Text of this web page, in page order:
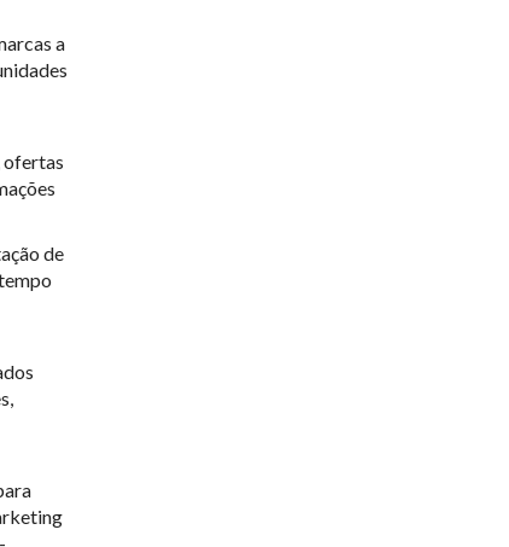
a
ofertas
de